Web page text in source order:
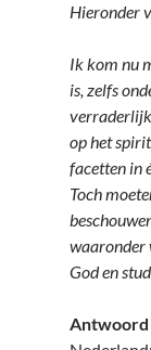
Hieronder
Ik kom nu
is, zelfs
op het
facetten in
Toch
waaronder
God en
Antwoord